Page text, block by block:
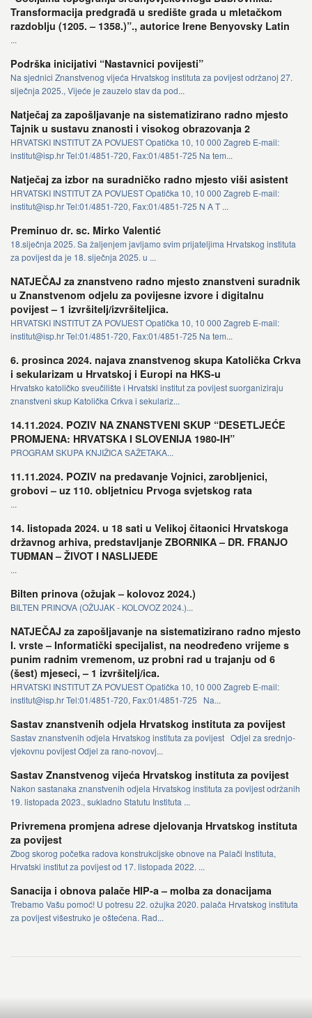
Transformacija predgrađā u središte grada u mletačkom
razdoblju (1205. – 1358.)”., autorice Irene Benyovsky Latin
...
Podrška inicijativi “Nastavnici povijesti”
Na sjednici Znanstvenog vijeća Hrvatskog instituta za povijest održanoj 27.
siječnja 2025., Vijeće je zauzelo stav da pod...
Natječaj za zapošljavanje na sistematizirano radno mjesto
Tajnik u sustavu znanosti i visokog obrazovanja 2
HRVATSKI INSTITUT ZA POVIJEST Opatička 10, 10 000 Zagreb E-mail:
institut@isp.hr Tel:01/4851-720, Fax:01/4851-725 Na tem...
Natječaj za izbor na suradničko radno mjesto viši asistent
HRVATSKI INSTITUT ZA POVIJEST Opatička 10, 10 000 Zagreb E-mail:
institut@isp.hr Tel:01/4851-720, Fax:01/4851-725 N A T ...
Preminuo dr. sc. Mirko Valentić
18.siječnja 2025. Sa žaljenjem javljamo svim prijateljima Hrvatskog instituta
za povijest da je 18. siječnja 2025. u ...
NATJEČAJ za znanstveno radno mjesto znanstveni suradnik
u Znanstvenom odjelu za povijesne izvore i digitalnu
povijest – 1 izvršitelj/izvršiteljica.
HRVATSKI INSTITUT ZA POVIJEST Opatička 10, 10 000 Zagreb E-mail:
institut@isp.hr Tel:01/4851-720, Fax:01/4851-725 Na tem...
6. prosinca 2024. najava znanstvenog skupa Katolička Crkva
i sekularizam u Hrvatskoj i Europi na HKS-u
Hrvatsko katoličko sveučilište i Hrvatski institut za povijest suorganiziraju
znanstveni skup Katolička Crkva i sekulariz...
14.11.2024. POZIV NA ZNANSTVENI SKUP “DESETLJEĆE
PROMJENA: HRVATSKA I SLOVENIJA 1980-IH”
PROGRAM SKUPA KNJIŽICA SAŽETAKA...
11.11.2024. POZIV na predavanje Vojnici, zarobljenici,
grobovi – uz 110. obljetnicu Prvoga svjetskog rata
...
14. listopada 2024. u 18 sati u Velikoj čitaonici Hrvatskoga
državnog arhiva, predstavljanje ZBORNIKA – DR. FRANJO
TUĐMAN – ŽIVOT I NASLIJEĐE
...
Bilten prinova (ožujak – kolovoz 2024.)
BILTEN PRINOVA (OŽUJAK - KOLOVOZ 2024.)...
NATJEČAJ za zapošljavanje na sistematizirano radno mjesto
I. vrste – Informatički specijalist, na neodređeno vrijeme s
punim radnim vremenom, uz probni rad u trajanju od 6
(šest) mjeseci, – 1 izvršitelj/ica.
HRVATSKI INSTITUT ZA POVIJEST Opatička 10, 10 000 Zagreb E-mail:
institut@isp.hr Tel:01/4851-720, Fax:01/4851-725 Na...
Sastav znanstvenih odjela Hrvatskog instituta za povijest
Sastav znanstvenih odjela Hrvatskog instituta za povijest Odjel za srednjo-
vjekovnu povijest Odjel za rano-novovj...
Sastav Znanstvenog vijeća Hrvatskog instituta za povijest
Nakon sastanaka znanstvenih odjela Hrvatskog instituta za povijest održanih
19. listopada 2023., sukladno Statutu Instituta ...
Privremena promjena adrese djelovanja Hrvatskog instituta
za povijest
Zbog skorog početka radova konstrukcijske obnove na Palači Instituta,
Hrvatski institut za povijest od 17. listopada 2022. ...
Sanacija i obnova palače HIP-a – molba za donacijama
Trebamo Vašu pomoć! U potresu 22. ožujka 2020. palača Hrvatskog instituta
za povijest višestruko je oštećena. Rad...